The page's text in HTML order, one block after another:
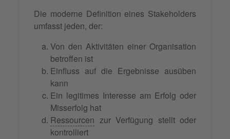
Die moderne Definition eines Stakeholders
umfasst jeden, der:
Von den Aktivitäten einer Organisation
betroffen ist
Einfluss auf die Ergebnisse ausüben
kann
Ein legitimes Interesse am Erfolg oder
Misserfolg hat
Ressourcen zur Verfügung stellt oder
kontrolliert